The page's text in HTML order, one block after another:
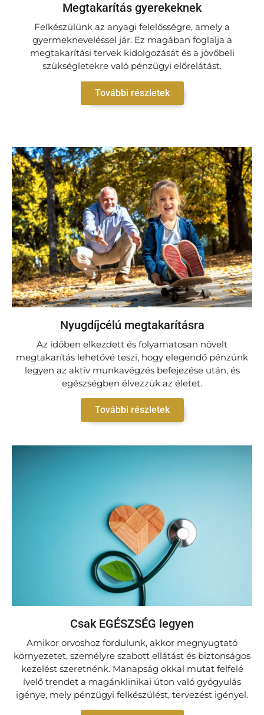
Megtakarítás gyerekeknek
Felkészülünk az anyagi felelősségre, amely a
gyermekneveléssel jár. Ez magában foglalja a
megtakarítási tervek kidolgozását és a jövőbeli
szükségletekre való pénzügyi előrelátást.
További részletek
Nyugdíjcélú megtakarításra
Az időben elkezdett és folyamatosan növelt
megtakarítás lehetővé teszi, hogy elegendő pénzünk
legyen az aktív munkavégzés befejezése után, és
egészségben élvezzük az életet.
További részletek
Csak EGÉSZSÉG legyen
Amikor orvoshoz fordulunk, akkor megnyugtató
környezetet, személyre szabott ellátást és biztonságos
kezelést szeretnénk. Manapság okkal mutat felfelé
ívelő trendet a magánklinikai úton való gyógyulás
igénye, mely pénzügyi felkészülést, tervezést igényel.